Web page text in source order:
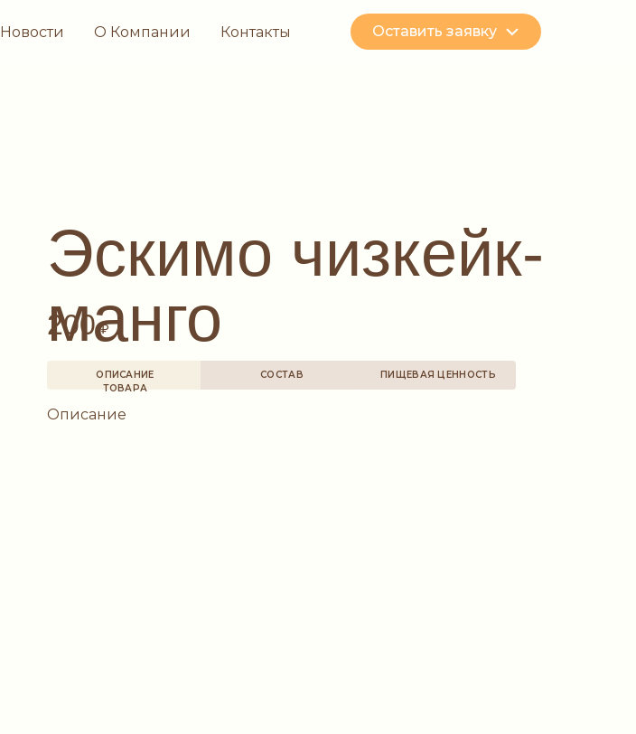
Новости О Компании Контакты Оставить заявку
Эскимо чизкейк-
манго
200 ₽
Описание
ОПИСАНИЕ
ТОВАРА
СОСТАВ ПИЩЕВАЯ ЦЕННОСТЬ